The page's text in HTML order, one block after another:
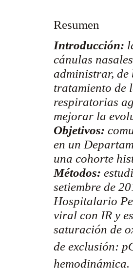
Resumen
Introducción:
cánulas
administrar, de
tratamiento de
respiratorias
mejorar la
Objetivos:
en un
una cohorte
Métodos:
setiembre de
Hospitalario
viral con IR y
saturación de
de exclusión:
hemodinámica.